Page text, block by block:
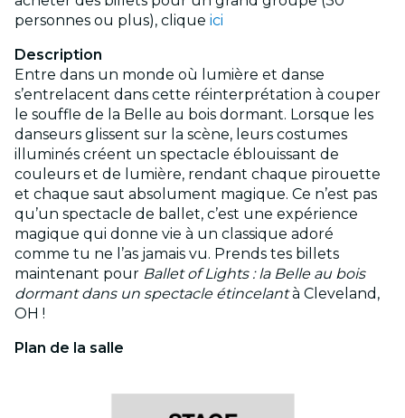
personnes ou plus), clique ici
Description
Entre dans un monde où lumière et danse
s’entrelacent dans cette réinterprétation à couper
le souffle de la Belle au bois dormant. Lorsque les
danseurs glissent sur la scène, leurs costumes
illuminés créent un spectacle éblouissant de
couleurs et de lumière, rendant chaque pirouette
et chaque saut absolument magique. Ce n’est pas
qu’un spectacle de ballet, c’est une expérience
magique qui donne vie à un classique adoré
comme tu ne l’as jamais vu. Prends tes billets
maintenant pour Ballet of Lights : la Belle au bois
dormant dans un spectacle étincelantà Cleveland,
OH !
Plan de la salle